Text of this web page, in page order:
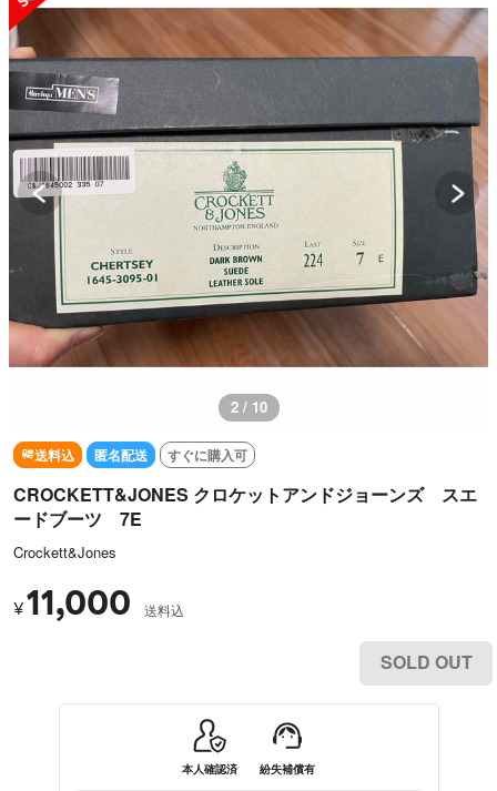
3 / 10
送料込 匿名配送 すぐに購入可
CROCKETT&JONES クロケットアンドジョーンズ スエ
ードブーツ 7E
Crockett&Jones
¥11,000 送料込
SOLD OUT
本人確認済 紛失補償有